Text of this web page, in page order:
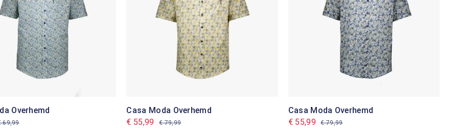
Overhemd
69,99
Casa Moda Overhemd
€ 55,99
€ 79,99
Casa Moda Overhemd
€ 55,99
€ 79,99